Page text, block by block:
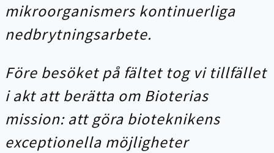
mikroorganismers kontinuerliga
nedbrytningsarbete.
Före besöket på fältet tog vi tillfället
i akt att berätta om Bioterias
mission: att göra bioteknikens
exceptionella möjligheter